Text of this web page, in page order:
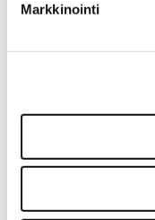
Markkinointi